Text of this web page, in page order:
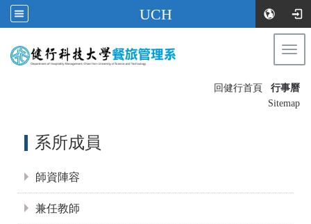
UCH
回健行首頁
行事曆
Sitemap
系所成員
師資陣容
兼任教師